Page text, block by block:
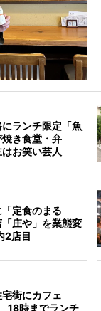
ランチ限定「魚
き食堂・弁
お笑い芸人
定食のまる
庄や」を業態変
2店目
街にカフェ
18時までランチ